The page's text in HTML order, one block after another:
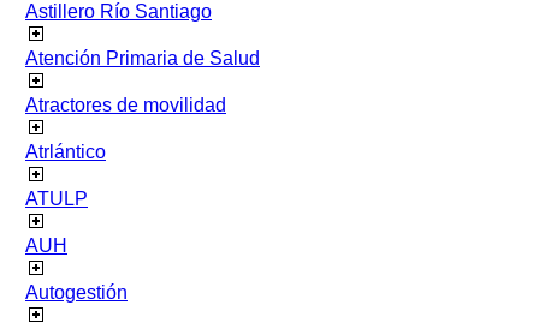
Astillero Río Santiago
Atención Primaria de Salud
Atractores de movilidad
Atrlántico
ATULP
AUH
Autogestión